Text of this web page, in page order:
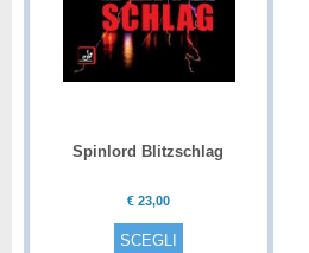
Spinlord Blitzschlag
€ 23,00
SCEGLI